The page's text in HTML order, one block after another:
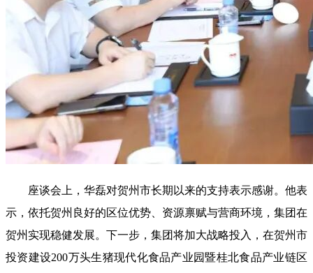
座谈会上，华磊对贺州市长期以来的支持表示感谢。他表
示，依托贺州良好的区位优势、资源禀赋与营商环境，集团在
贺州实现稳健发展。下一步，集团将加大战略投入，在贺州市
投资建设200万头生猪现代化食品产业园暨桂北食品产业链区